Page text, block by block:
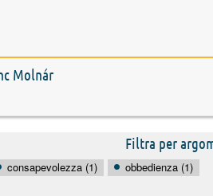
Molnár
Filtra per
consapevolezza (1)
obbedienza (1)